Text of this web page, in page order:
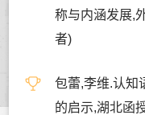
称与内涵发展,
者)
包蕾,李维.认知
的启示,湖北函